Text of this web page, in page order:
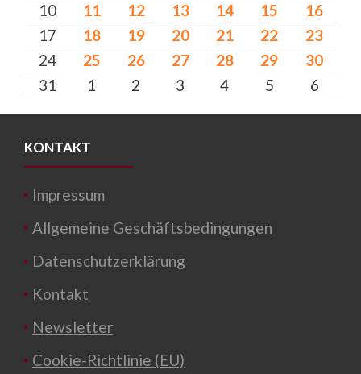
10
11 12 13 14 15
16
17
18 19 20 21 22
23
24
25 26 27 28 29
30
31
1 2 3 4 5 6
KONTAKT
Impressum
Allgemeine Geschäftsbedingungen
Datenschutzerklärung
Kontakt
Newsletter
Cookie-Richtlinie (EU)